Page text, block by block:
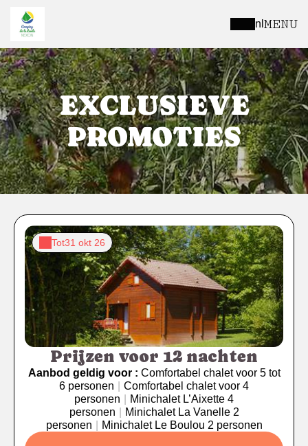
nl MENU
EXCLUSIEVE
PROMOTIES
Tot31 okt 26
Prijzen voor 12 nachten
Aanbod geldig voor : Comfortabel chalet voor 5 tot
6 personen
Comfortabel chalet voor 4
personen
Minichalet L’Aixette 4
personen
Minichalet La Vanelle 2
personen
Minichalet Le Boulou 2 personen